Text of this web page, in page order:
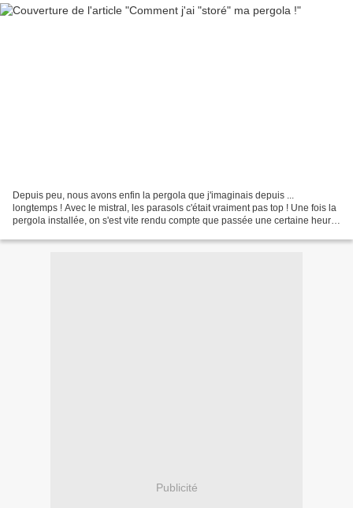
Depuis peu, nous avons enfin la pergola que j'imaginais depuis ...
longtemps ! Avec le mistral, les parasols c'était vraiment pas top ! Une fois la
pergola installée, on s'est vite rendu compte que passée une certaine heure,
Publicité